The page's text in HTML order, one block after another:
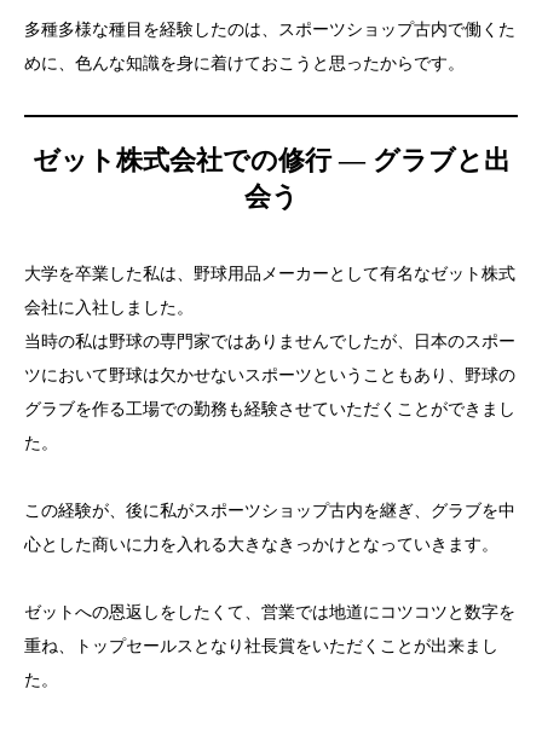
多種多様な種目を経験したのは、スポーツショップ古内で働くた
めに、色んな知識を身に着けておこうと思ったからです。
ゼット株式会社での修行 ― グラブと出
会う
大学を卒業した私は、野球用品メーカーとして有名なゼット株式
会社に入社しました。
当時の私は野球の専門家ではありませんでしたが、日本のスポー
ツにおいて野球は欠かせないスポーツということもあり、野球の
グラブを作る工場での勤務も経験させていただくことができまし
た。
この経験が、後に私がスポーツショップ古内を継ぎ、グラブを中
心とした商いに力を入れる大きなきっかけとなっていきます。
ゼットへの恩返しをしたくて、営業では地道にコツコツと数字を
重ね、トップセールスとなり社長賞をいただくことが出来まし
た。